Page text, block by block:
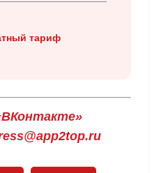
тариф